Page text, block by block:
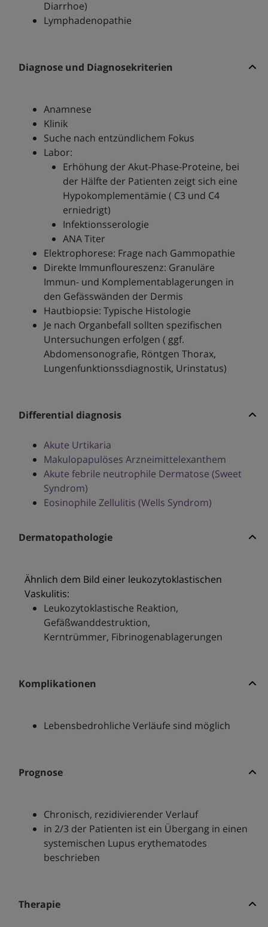
Diarrhoe)
Lymphadenopathie
Diagnose und Diagnosekriterien
Anamnese
Klinik
Suche nach entzündlichem Fokus
Labor:
Erhöhung der Akut-Phase-Proteine, bei
der Hälfte der Patienten zeigt sich eine
Hypokomplementämie ( C3 und C4
erniedrigt)
Infektionsserologie
ANA Titer
Elektrophorese: Frage nach Gammopathie
Direkte Immunfloureszenz: Granuläre
Immun- und Komplementablagerungen in
den Gefässwänden der Dermis
Hautbiopsie: Typische Histologie
Je nach Organbefall sollten spezifischen
Untersuchungen erfolgen ( ggf.
Abdomensonografie, Röntgen Thorax,
Lungenfunktionssdiagnostik, Urinstatus)
Differential diagnosis
Akute Urtikaria
Makulopapulöses Arzneimittelexanthem
Akute febrile neutrophile Dermatose (Sweet
Syndrom)
Eosinophile Zellulitis (Wells Syndrom)
Dermatopathologie
Ähnlich dem Bild einer leukozytoklastischen
Vaskulitis:
Leukozytoklastische Reaktion,
Gefäßwanddestruktion,
Kerntrümmer, Fibrinogenablagerungen
Komplikationen
Lebensbedrohliche Verläufe sind möglich
Prognose
Chronisch, rezidivierender Verlauf
in 2/3 der Patienten ist ein Übergang in einen
systemischen Lupus erythematodes
beschrieben
Therapie